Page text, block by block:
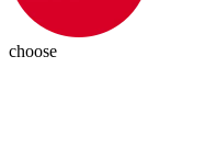
choose